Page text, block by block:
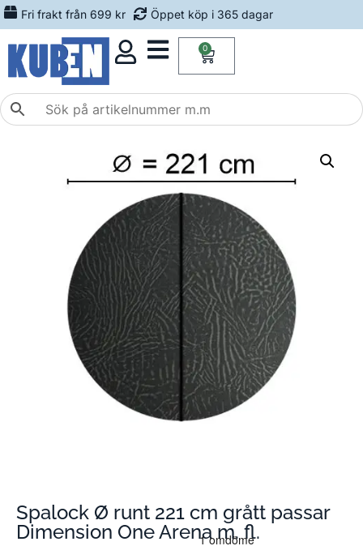
Fri frakt från 699 kr Öppet köp i 365 dagar
0
Spalock Ø runt 221 cm grått passar
Dimension One Arena m. fl.